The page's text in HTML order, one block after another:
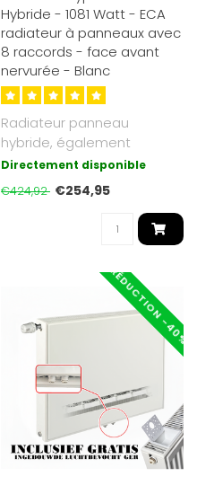
Hybride - 1081 Watt - ECA
radiateur à panneaux avec
8 raccords - face avant
nervurée - Blanc
Radiateur panneau
hybride, également
adapté basse
température. Jusqu’à 30 ..
Directement disponible
€424,92 €254,95
RÉDUCTION -40%